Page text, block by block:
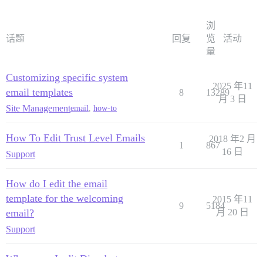
话题 回复
浏
览
量
活动
Customizing specific system
email templates
Site Managementemail, how-to
8 13289
2025 年11
月 3 日
How To Edit Trust Level Emails
Support
1 867
2018 年2 月
16 日
How do I edit the email
template for the welcoming
email?
Support
9 5184
2015 年11
月 20 日